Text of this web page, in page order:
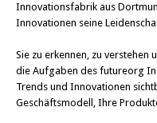
Innovationsfabrik aus
Innovationen seine
Sie zu erkennen, zu verstehen
die Aufgaben des futureorg
Trends und Innovationen
Geschäftsmodell, Ihre